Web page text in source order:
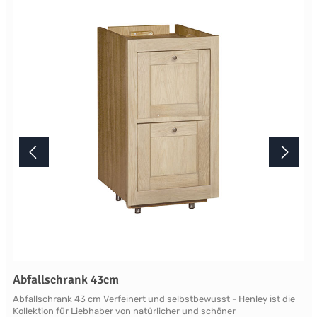
Produktes nicht authentisch wiedergegeben wird. Ihre Fragen zu
diesem Artikel beantworten wir Ihnen gerne telefonisch unter +49
2381 97372-0,per E-Mail an shop@landlord-living.de oder nach
Terminabsprache persönlich in unserem Showroom.
Abfallschrank 43cm
Abfallschrank 43 cm Verfeinert und selbstbewusst - Henley ist die
Kollektion für Liebhaber von natürlicher und schöner